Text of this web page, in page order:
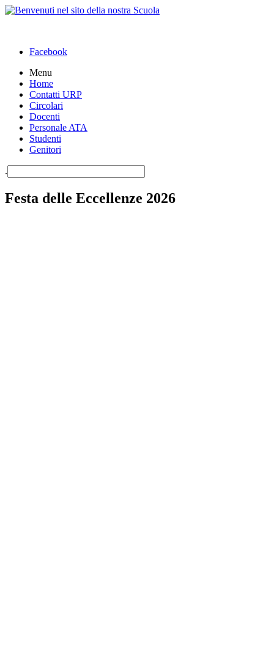
Facebook
Menu
Home
Contatti URP
Circolari
Docenti
Personale ATA
Studenti
Genitori
.
Festa delle Eccellenze 2026